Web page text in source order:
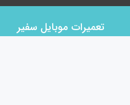
تعمیرات موبایل سفیر